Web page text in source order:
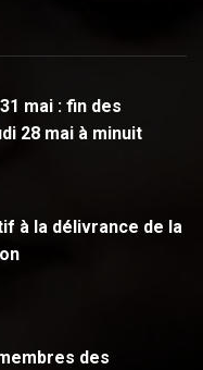
mai : fin des
28 mai à minuit
à la délivrance de la
des